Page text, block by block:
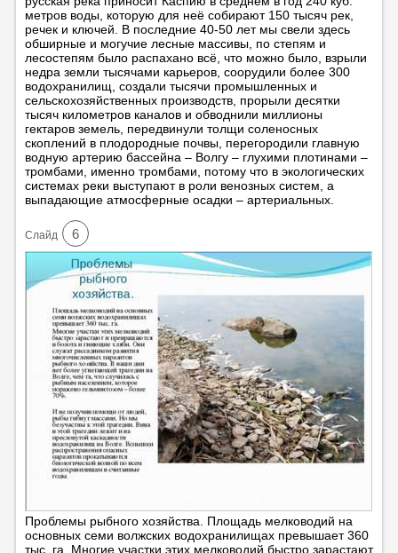
метров воды, которую для неё собирают 150 тысяч рек,
речек и ключей. В последние 40-50 лет мы свели здесь
обширные и могучие лесные массивы, по степям и
лесостепям было распахано всё, что можно было, взрыли
недра земли тысячами карьеров, соорудили более 300
водохранилищ, создали тысячи промышленных и
сельскохозяйственных производств, прорыли десятки
тысяч километров каналов и обводнили миллионы
гектаров земель, передвинули толщи соленосных
скоплений в плодородные почвы, перегородили главную
водную артерию бассейна – Волгу – глухими плотинами –
тромбами, именно тромбами, потому что в экологических
системах реки выступают в роли венозных систем, а
выпадающие атмосферные осадки – артериальных.
Cлайд 6
Проблемы рыбного хозяйства. Площадь мелководий на
основных семи волжских водохранилищах превышает 360
тыс. га. Многие участки этих мелководий быстро зарастают